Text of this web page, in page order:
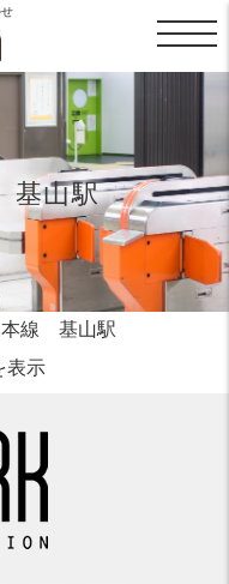
基山駅
本線 基山駅
表示